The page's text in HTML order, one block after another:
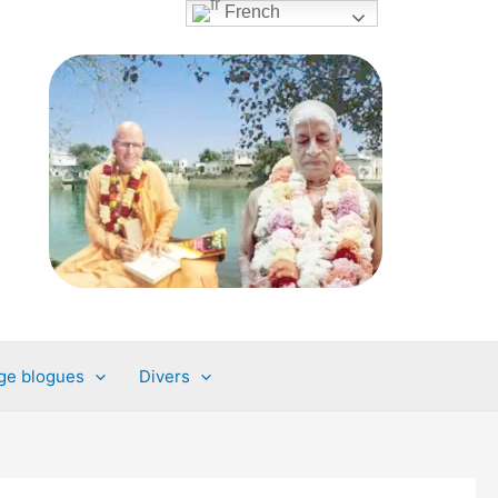
blogues Divers
French